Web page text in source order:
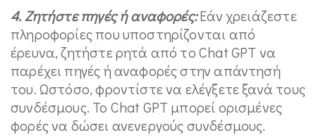
4. Ζητήστε πηγές ή αναφορές:Εάν χρειάζεστε
πληροφορίες που υποστηρίζονται από
έρευνα, ζητήστε ρητά από το Chat GPT να
παρέχει πηγές ή αναφορές στην απάντησή
του. Ωστόσο, φροντίστε να ελέγξετε ξανά τους
συνδέσμους. Το Chat GPT μπορεί ορισμένες
φορές να δώσει ανενεργούς συνδέσμους.